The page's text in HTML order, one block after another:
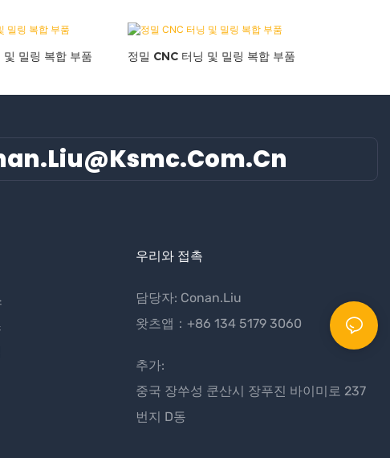
밀링 복합 부품 정밀 CNC 터닝 및 밀링 복합 부품
우리와 접촉
담당자: Conan.Liu
왓츠앱：+86 134 5179 3060
추가:
중국 장쑤성 쿤산시 장푸진 바이미로 237
번지 D동